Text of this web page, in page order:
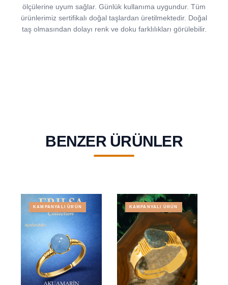
ölçülerine uyum sağlar. Günlük kullanıma uygundur. Tüm
ürünlerimiz sertifikalı doğal taşlardan üretilmektedir. Doğal
taş olmasından dolayı renk ve doku farklılıkları görülebilir.
BENZER ÜRÜNLER
KAMPANYALI ÜRÜN KAMPANYALI ÜRÜN